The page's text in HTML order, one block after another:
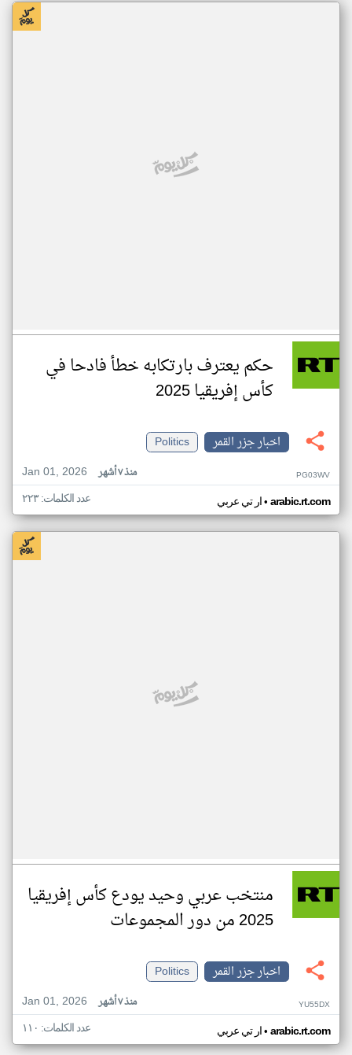
حكم يعترف بارتكابه خطأ فادحا في
كأس إفريقيا 2025
اخبار جزر القمر
Politics
Jan 01, 2026
منذ ٧ أشهر PG03WV
ار تي عربي• arabic.rt.com عدد الكلمات: ٢٢٣
منتخب عربي وحيد يودع كأس إفريقيا
2025 من دور المجموعات
اخبار جزر القمر
Politics
Jan 01, 2026
منذ ٧ أشهر YU55DX
ار تي عربي• arabic.rt.com عدد الكلمات: ١١٠